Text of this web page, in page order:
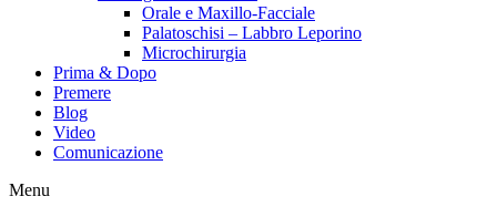
Orale e Maxillo-Facciale
Palatoschisi – Labbro Leporino
Microchirurgia
Prima & Dopo
Premere
Blog
Video
Comunicazione
Menu